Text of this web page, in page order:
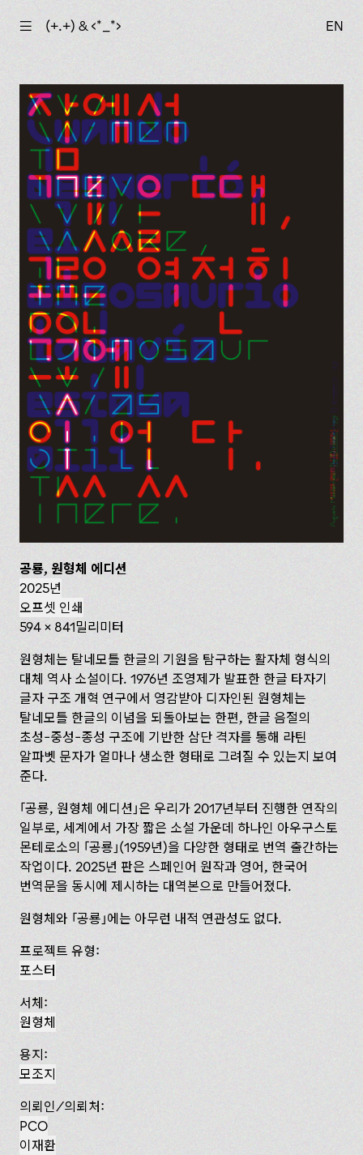
☰ (+.+) & ‹*_*› EN
공룡, 원형체 에디션
2025년
오프셋 인쇄
594 x 841밀리미터
원형체는 탈네모틀 한글의 기원을 탐구하는 활자체 형식의
대체 역사 소설이다. 1976년 조영제가 발표한 한글 타자기
글자 구조 개혁 연구에서 영감받아 디자인된 원형체는
탈네모틀 한글의 이념을 되돌아보는 한편, 한글 음절의
초성-중성-종성 구조에 기반한 삼단 격자를 통해 라틴
알파벳 문자가 얼마나 생소한 형태로 그려질 수 있는지 보여
준다.
「공룡, 원형체 에디션」은 우리가 2017년부터 진행한 연작의
일부로, 세계에서 가장 짧은 소설 가운데 하나인 아우구스토
몬테로소의 「공룡」(1959년)을 다양한 형태로 번역 출간하는
작업이다. 2025년 판은 스페인어 원작과 영어, 한국어
번역문을 동시에 제시하는 대역본으로 만들어졌다.
원형체와 「공룡」에는 아무런 내적 연관성도 없다.
프로젝트 유형:
포스터
서체:
원형체
용지:
모조지
의뢰인/의뢰처:
PCO
이재환